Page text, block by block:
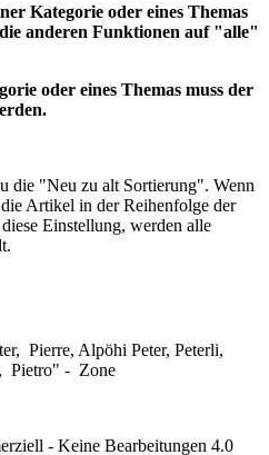
Kategorie oder eines Themas
anderen Funktionen auf "alle"
oder eines Themas muss der
die "Neu zu alt Sortierung". Wenn
Artikel in der Reihenfolge der
Einstellung, werden alle
Pierre, Alpöhi Peter, Peterli,
Pietro" - Zone
- Keine Bearbeitungen 4.0